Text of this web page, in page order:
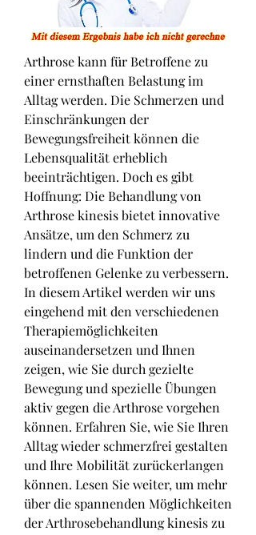
Arthrose kann für Betroffene zu
einer ernsthaften Belastung im
Alltag werden. Die Schmerzen und
Einschränkungen der
Bewegungsfreiheit können die
Lebensqualität erheblich
beeinträchtigen. Doch es gibt
Hoffnung: Die Behandlung von
Arthrose kinesis bietet innovative
Ansätze, um den Schmerz zu
lindern und die Funktion der
betroffenen Gelenke zu verbessern.
In diesem Artikel werden wir uns
eingehend mit den verschiedenen
Therapiemöglichkeiten
auseinandersetzen und Ihnen
zeigen, wie Sie durch gezielte
Bewegung und spezielle Übungen
aktiv gegen die Arthrose vorgehen
können. Erfahren Sie, wie Sie Ihren
Alltag wieder schmerzfrei gestalten
und Ihre Mobilität zurückerlangen
können. Lesen Sie weiter, um mehr
über die spannenden Möglichkeiten
der Arthrosebehandlung kinesis zu